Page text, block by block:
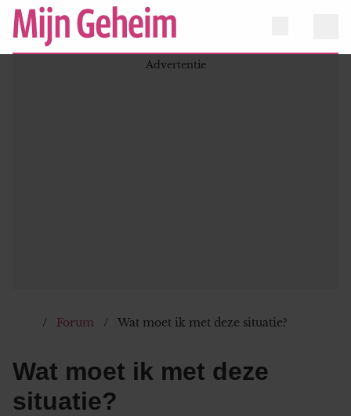
Forum Wat moet ik met deze situatie?
Wat moet ik met deze
situatie?